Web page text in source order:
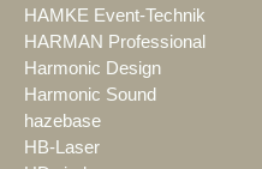
HAMKE Event-Technik
HARMAN Professional
Harmonic Design
Harmonic Sound
hazebase
HB-Laser